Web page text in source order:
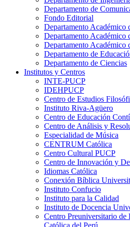
Departamento de
Fondo Editorial
Departamento Académico
Departamento Académico
Departamento Académico
Departamento de
Departamento de Ciencias
Institutos y Centros
INTE-PUCP
IDEHPUCP
Centro de Estudios
Instituto Riva-Agüero
Centro de Educación
Centro de Análisis y
Especialidad de Música
CENTRUM Católica
Centro Cultural PUCP
Centro de Innovación y
Idiomas Católica
Conexión Bíblica
Instituto Confucio
Instituto para la Calidad
Instituto de Docencia
Centro Preuniversitario
Católica del Perú